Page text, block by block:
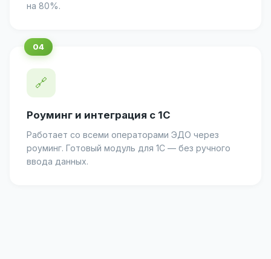
на 80%.
🔗
Роуминг и интеграция с 1С
Работает со всеми операторами ЭДО через
роуминг. Готовый модуль для 1С — без ручного
ввода данных.